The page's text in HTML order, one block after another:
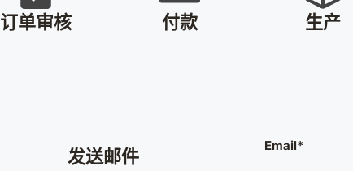
订单审核 付款 生产
发送邮件 Email*